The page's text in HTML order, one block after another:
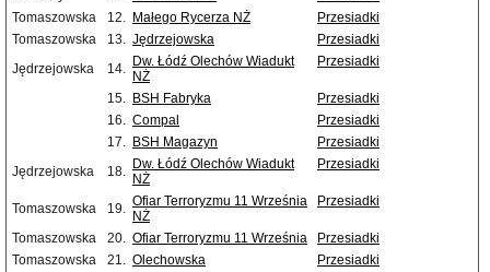
Tomaszowska
12. Małego Rycerza NŻ
Przesiadki
Tomaszowska
13. Jędrzejowska
Przesiadki
Jędrzejowska
14. Dw. Łódź Olechów Wiadukt
NŻ
Przesiadki
15. BSH Fabryka
Przesiadki
16. Compal
Przesiadki
17. BSH Magazyn
Przesiadki
Jędrzejowska
18. Dw. Łódź Olechów Wiadukt
NŻ
Przesiadki
Tomaszowska 19. Ofiar Terroryzmu 11 Września
NŻ
Przesiadki
Tomaszowska 20. Ofiar Terroryzmu 11 Września
Przesiadki
Tomaszowska
21. Olechowska
Przesiadki